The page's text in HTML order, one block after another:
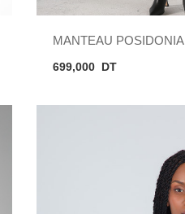
MANTEAU POSIDONIA
699,000 DT